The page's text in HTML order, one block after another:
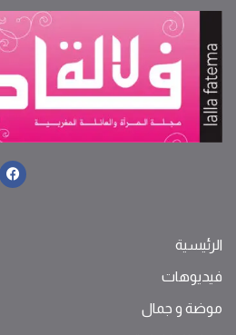
الرئيسية
فيديوهات
موضة ‫و‬ ‫‬‫جمال‬